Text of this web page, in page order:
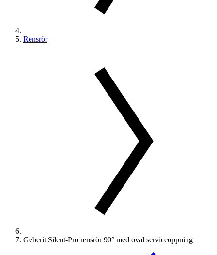
Rensrör
Geberit Silent-Pro rensrör 90° med oval serviceöppning